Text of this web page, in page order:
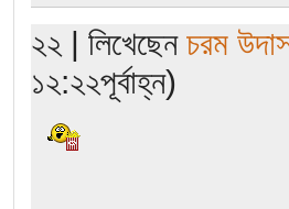
২২ | লিখেছেন চরম
১২:২২পূর্বাহ্ন)